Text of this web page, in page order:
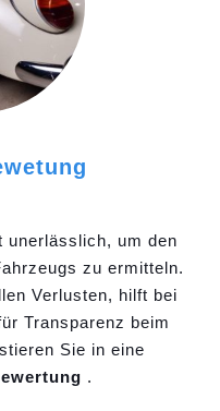
unerlässlich, um den
zu ermitteln.
Verlusten, hilft bei
Transparenz beim
Sie in eine
.